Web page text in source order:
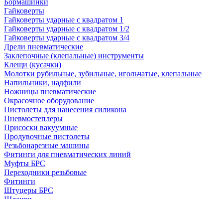
Бормашинки
Гайковерты
Гайковерты ударные с квадратом 1
Гайковерты ударные с квадратом 1/2
Гайковерты ударные с квадратом 3/4
Дрели пневматические
Заклепочные (клепальные) инструменты
Клещи (кусачки)
Молотки рубильные, зубильные, игольчатые, клепальные
Напильники, надфили
Ножницы пневматические
Окрасочное оборудование
Пистолеты для нанесения силикона
Пневмостеплеры
Присоски вакуумные
Продувочные пистолеты
Резьбонарезные машины
Фитинги для пневматических линий
Муфты БРС
Переходники резьбовые
Фитинги
Штуцеры БРС